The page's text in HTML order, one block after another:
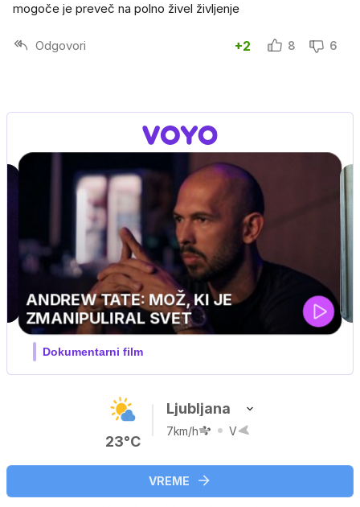
mogoče je preveč na polno živel življenje
Odgovori +2 8 6
23°C
Ljubljana
7km/h V
VREME